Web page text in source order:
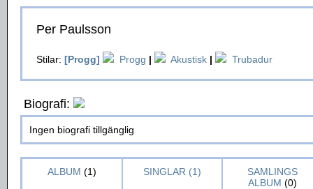
Per Paulsson
Stilar: [Progg] Progg | Akustisk | Trubadur
Biografi:
Ingen biografi tillgänglig
ALBUM (1) SINGLAR (1)
SAMLINGS
ALBUM (0)